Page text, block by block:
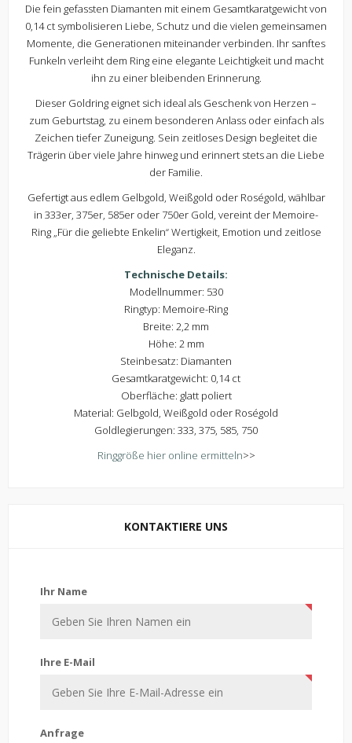
Die fein gefassten Diamanten mit einem Gesamtkaratgewicht von
0,14 ct symbolisieren Liebe, Schutz und die vielen gemeinsamen
Momente, die Generationen miteinander verbinden. Ihr sanftes
Funkeln verleiht dem Ring eine elegante Leichtigkeit und macht
ihn zu einer bleibenden Erinnerung.
Dieser Goldring eignet sich ideal als Geschenk von Herzen –
zum Geburtstag, zu einem besonderen Anlass oder einfach als
Zeichen tiefer Zuneigung. Sein zeitloses Design begleitet die
Trägerin über viele Jahre hinweg und erinnert stets an die Liebe
der Familie.
Gefertigt aus edlem Gelbgold, Weißgold oder Roségold, wählbar
in 333er, 375er, 585er oder 750er Gold, vereint der Memoire-
Ring „Für die geliebte Enkelin“ Wertigkeit, Emotion und zeitlose
Eleganz.
Technische Details:
Modellnummer: 530
Ringtyp: Memoire-Ring
Breite: 2,2 mm
Höhe: 2 mm
Steinbesatz: Diamanten
Gesamtkaratgewicht: 0,14 ct
Oberfläche: glatt poliert
Material: Gelbgold, Weißgold oder Roségold
Goldlegierungen: 333, 375, 585, 750
Ringgröße hier online ermitteln>>
KONTAKTIERE UNS
Ihr Name
Ihre E-Mail
Anfrage